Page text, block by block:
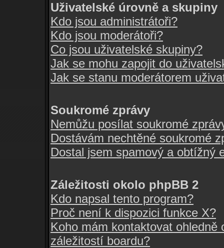
Uživatelské úrovně a skupiny
Kdo jsou administrátoři?
Kdo jsou moderátoři?
Co jsou uživatelské skupiny?
Jak se mohu zapojit do
Jak se stanu moderátorem
Soukromé zprávy
Nemůžu posílat soukromé
Dostávám nechtěné soukromé
Dostal jsem spamový a obtížný
Záležitosti okolo phpBB 2
Kdo napsal tento program?
Proč není k dispozici funkce X?
Koho mám kontaktovat
záležitostí boardu?